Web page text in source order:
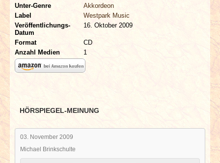
LINKS
ARCHIV
Unter-Genre
Akkordeon
Label
Westpark Music
Veröffentlichungs-
Datum
16. Oktober 2009
Format
CD
Anzahl Medien
1
HÖRSPIEGEL-MEINUNG
03. November 2009
Michael Brinkschulte